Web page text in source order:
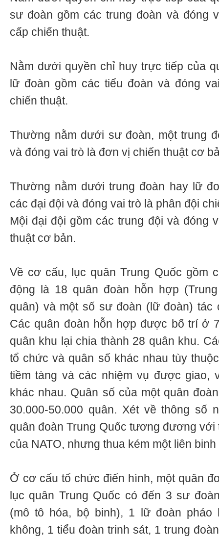
sư đoàn gồm các trung đoàn và đóng
cấp chiến thuật.
Nằm dưới quyền chỉ huy trực tiếp của
lữ đoàn gồm các tiểu đoàn và đóng
chiến thuật.
Thường nằm dưới sư đoàn, một trung
và đóng vai trò là đơn vị chiến thuật cơ
Thường nằm dưới trung đoàn hay lữ
các đại đội và đóng vai trò là phân đội
Mội đại đội gồm các trung đội và đóng
thuật cơ bản.
Về cơ cấu, lục quân Trung Quốc gồm
động là 18 quân đoàn hỗn hợp
quân) và một số sư đoàn (lữ đoàn) tác
Các quân đoàn hỗn hợp được bố trí ở
quân khu lại chia thành 28 quân khu.
tổ chức và quân số khác nhau tùy
tiềm tàng và các nhiệm vụ được giao,
khác nhau. Quân số của một quân
30.000-50.000 quân. Xét về thông số
quân đoàn Trung Quốc tương đương với
của NATO, nhưng thua kém một liên
Ở cơ cấu tổ chức điển hình, một quân
lục quân Trung Quốc có đến 3 sư
(mô tô hóa, bộ binh), 1 lữ đoàn pháo
không, 1 tiểu đoàn trinh sát, 1 trung